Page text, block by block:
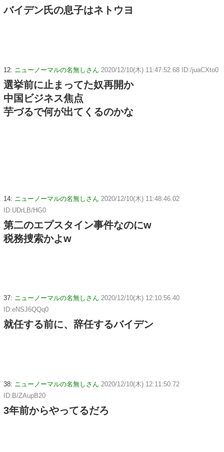
バイデン氏の息子はネトウヨ
12: ニューノーマルの名無しさん 2020/12/10(木) 11:47:52.68 ID:/juaCXto0
選挙前に止まってた奴再開か
中国ビジネス焦点
芋づるで何が出てくるのかな
14: ニューノーマルの名無しさん 2020/12/10(木) 11:48:46.02
ID:UDrLB/HG0
第二のエプスタイン事件なのにw
税務捜索かよw
37: ニューノーマルの名無しさん 2020/12/10(木) 12:10:56.40
ID:eNSJ6QQq0
就任する前に、辞任するバイデン
38: ニューノーマルの名無しさん 2020/12/10(木) 12:11:50.72
ID:B/ZAupB20
3年前からやってるだろ